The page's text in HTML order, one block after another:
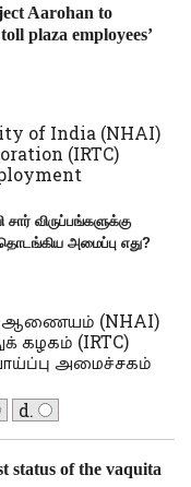
Aarohan to
plaza employees’
of India (NHAI)
(IRTC)
விருப்பங்களுக்கு
அமைப்பு எது?
ஆணையம் (NHAI)
கழகம் (IRTC)
அமைச்சகம்
d.
status of the vaquita